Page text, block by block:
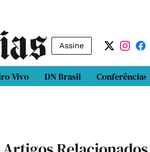
Assine
Vivo DN Brasil Conferências